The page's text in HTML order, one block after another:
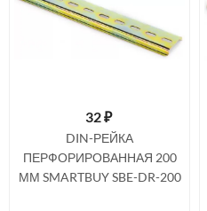
32₽
DIN-РЕЙКА
ПЕРФОРИРОВАННАЯ 200
ММ SMARTBUY SBE-DR-200